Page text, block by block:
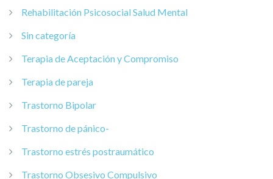
Rehabilitación Psicosocial Salud Mental
Sin categoría
Terapia de Aceptación y Compromiso
Terapia de pareja
Trastorno Bipolar
Trastorno de pánico-
Trastorno estrés postraumático
Trastorno Obsesivo Compulsivo